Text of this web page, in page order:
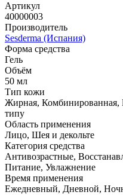
Артикул
40000003
Производитель
Sesderma (Испания)
Форма средства
Гель
Объём
50 мл
Тип кожи
Жирная, Комбинированная,
типу
Область применения
Лицо, Шея и декольте
Категория средства
Антивозрастные,
Питание, Увлажнение
Время применения
Ежедневный, Дневной,